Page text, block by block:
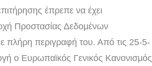
έπρεπε να έχει
Προστασίας Δεδομένων
πλήρη περιγραφή του. Από τις 25-5-
ο Ευρωπαϊκός Γενικός Κανονισμός